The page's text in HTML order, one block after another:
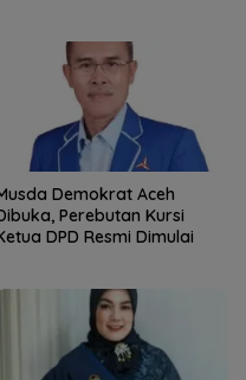
Demokrat Aceh
Perebutan Kursi
DPD Resmi Dimulai